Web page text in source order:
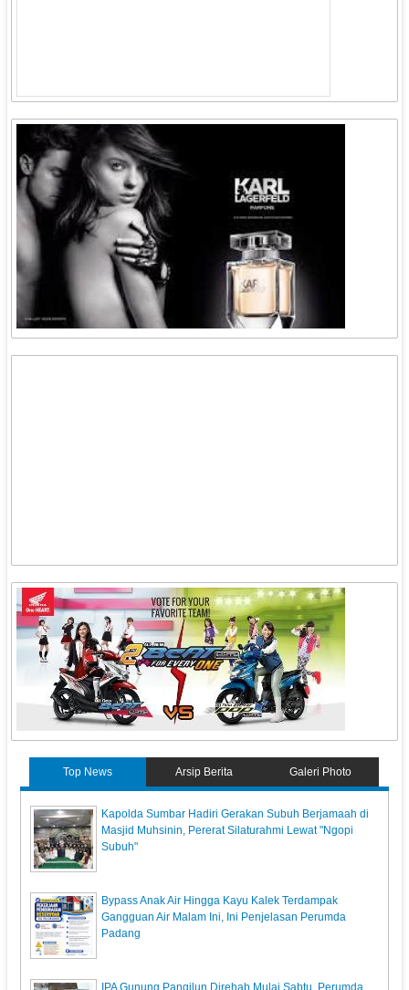
Top News Arsip Berita Galeri Photo
Kapolda Sumbar Hadiri Gerakan Subuh Berjamaah di
Masjid Muhsinin, Pererat Silaturahmi Lewat "Ngopi
Subuh"
Bypass Anak Air Hingga Kayu Kalek Terdampak
Gangguan Air Malam Ini, Ini Penjelasan Perumda
Padang
IPA Gunung Pangilun Direhab Mulai Sabtu, Perumda